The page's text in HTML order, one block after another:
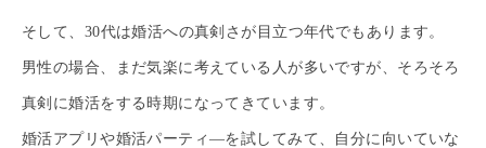
そして、30代は婚活への真剣さが目立つ年代でもあります。
男性の場合、まだ気楽に考えている人が多いですが、そろそろ
真剣に婚活をする時期になってきています。
婚活アプリや婚活パーティ―を試してみて、自分に向いていな